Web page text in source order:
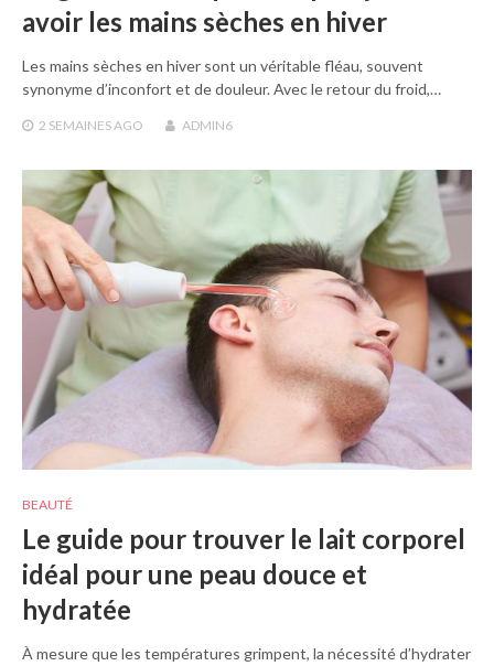
avoir les mains sèches en hiver
Les mains sèches en hiver sont un véritable fléau, souvent
synonyme d’inconfort et de douleur. Avec le retour du froid,…
2 SEMAINESAGO ADMIN6
BEAUTÉ
Le guide pour trouver le lait corporel
idéal pour une peau douce et
hydratée
À mesure que les températures grimpent, la nécessité d’hydrater